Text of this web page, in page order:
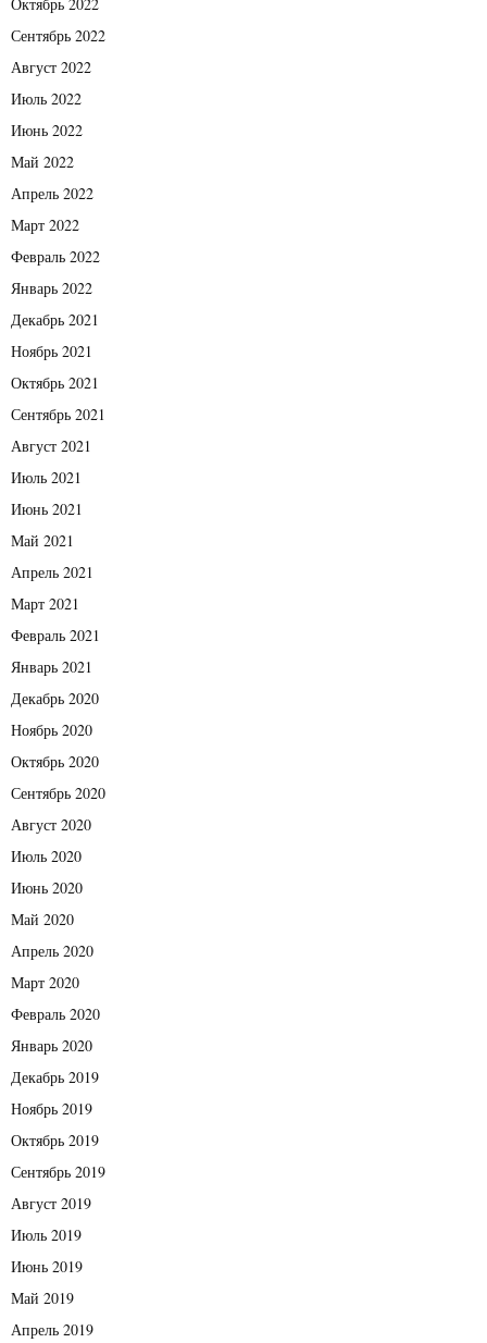
Сентябрь 2022
Август 2022
Июль 2022
Июнь 2022
Май 2022
Апрель 2022
Март 2022
Февраль 2022
Январь 2022
Декабрь 2021
Ноябрь 2021
Октябрь 2021
Сентябрь 2021
Август 2021
Июль 2021
Июнь 2021
Май 2021
Апрель 2021
Март 2021
Февраль 2021
Январь 2021
Декабрь 2020
Ноябрь 2020
Октябрь 2020
Сентябрь 2020
Август 2020
Июль 2020
Июнь 2020
Май 2020
Апрель 2020
Март 2020
Февраль 2020
Январь 2020
Декабрь 2019
Ноябрь 2019
Октябрь 2019
Сентябрь 2019
Август 2019
Июль 2019
Июнь 2019
Май 2019
Апрель 2019